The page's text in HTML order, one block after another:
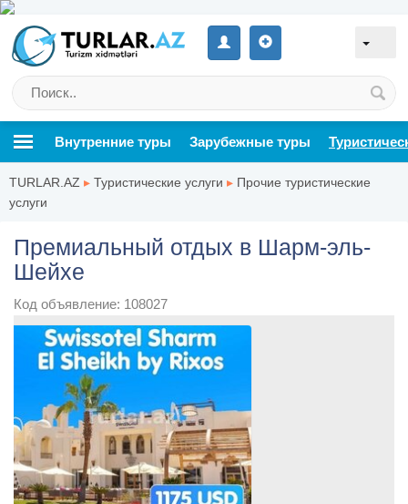
Внутренние туры Зарубежные туры
TURLAR.AZ ▸ Туристические услуги ▸ Прочие туристические
услуги
Премиальный отдых в Шарм-эль-
Шейхе
Код объявление: 108027